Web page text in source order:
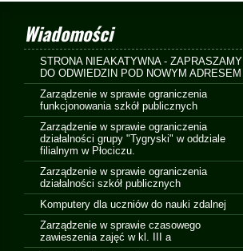
Wiadomości
STRONA NIEAKATYWNA - ZAPRASZAMY
DO ODWIEDZIN POD NOWYM ADRESEM
Zarządzenie w sprawie ograniczenia
funkcjonowania szkół publicznych
Zarządzenie w sprawie ograniczenia
działalności grupy "Tygryski" w oddziale
filialnym w Płociczu.
Zarządzenie w sprawie ograniczenia
działalności szkół publicznych
Komputery dla uczniów do nauki zdalnej
Zarządzenie w sprawie czasowego
zawieszenia zajęć w kl. III a